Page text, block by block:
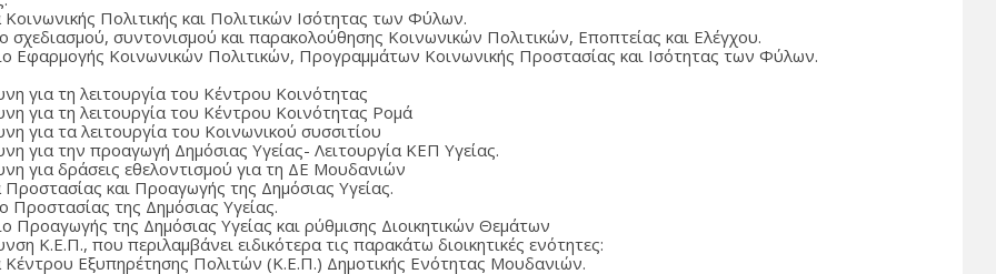
Πολιτικής και Πολιτικών Ισότητας των Φύλων.
σχεδιασμού, συντονισμού και παρακολούθησης Κοινωνικών Πολιτικών, Εποπτείας και Ελέγχου.
Εφαρμογής Κοινωνικών Πολιτικών, Προγραμμάτων Κοινωνικής Προστασίας και Ισότητας των Φύλων.
για τη λειτουργία του Κέντρου Κοινότητας
για τη λειτουργία του Κέντρου Κοινότητας Ρομά
για τα λειτουργία του Κοινωνικού συσσιτίου
για την προαγωγή Δημόσιας Υγείας- Λειτουργία ΚΕΠ Υγείας.
για δράσεις εθελοντισμού για τη ΔΕ Μουδανιών
και Προαγωγής της Δημόσιας Υγείας.
Προστασίας της Δημόσιας Υγείας.
Προαγωγής της Δημόσιας Υγείας και ρύθμισης Διοικητικών Θεμάτων
Κ.Ε.Π., που περιλαμβάνει ειδικότερα τις παρακάτω διοικητικές ενότητες:
Κέντρου Εξυπηρέτησης Πολιτών (Κ.Ε.Π.) Δημοτικής Ενότητας Μουδανιών.